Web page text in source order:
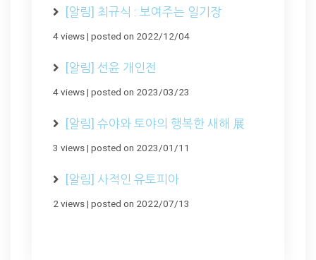
[알림] 최규식 : 보여주는 일기장
4 views| posted on 2022/12/04
[알림] 선윤 개인전
4 views| posted on 2023/03/23
[알림] 슈야와 토야의 행복한 새해 展
3 views| posted on 2023/01/11
[알림] 사적인 유토피아
2 views| posted on 2022/07/13